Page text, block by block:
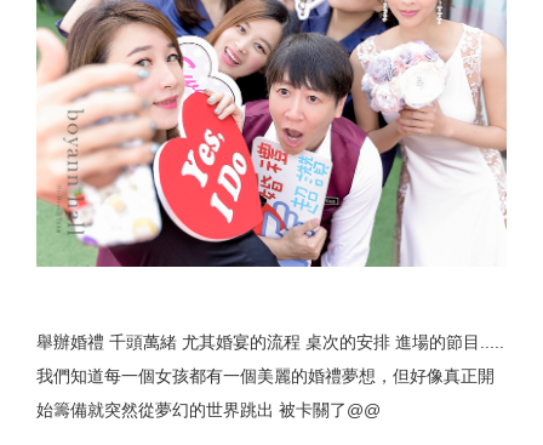
舉辦婚禮 千頭萬緒 尤其婚宴的流程 桌次的安排 進場的節目.....
我們知道每一個女孩都有一個美麗的婚禮夢想，但好像真正開
始籌備就突然從夢幻的世界跳出 被卡關了@@